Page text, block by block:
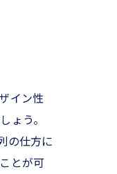
イン性
ょう。
の仕方に
とが可